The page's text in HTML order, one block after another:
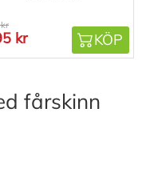
kr KÖP
fårskinn